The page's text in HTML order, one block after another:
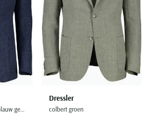
Slim fit colbert donkerblauw gemêleerd
Dressler
colbert groen